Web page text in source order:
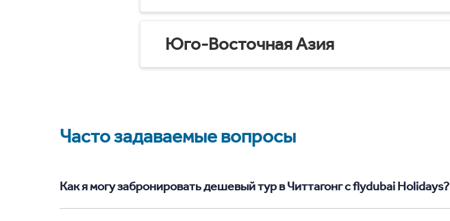
Юго-Восточная Азия
Часто задаваемые вопросы
Как я могу забронировать дешевый тур в Читтагонг с flydubai Holidays?